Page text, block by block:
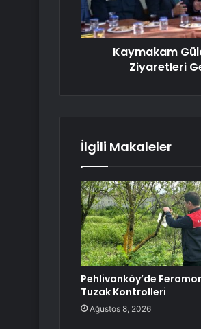
Kaymakam
Ziyaretleri
İlgili Makaleler
Pehlivanköy’de
Tuzak Kontrolleri
Ağustos 8, 2026